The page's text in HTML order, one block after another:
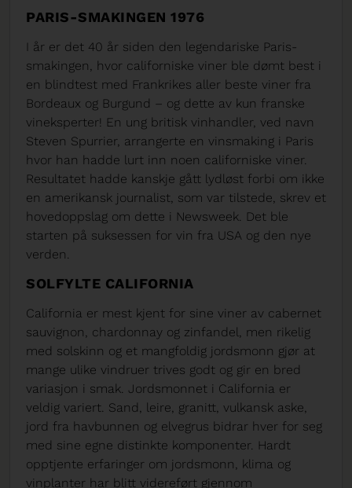
PARIS-SMAKINGEN 1976
I år er det 40 år siden den legendariske Paris-
smakingen, hvor californiske viner ble dømt best i
en blindtest med Frankrikes aller beste viner fra
Bordeaux og Burgund – og dette av kun franske
vineksperter! En ung britisk vinhandler, ved navn
Steven Spurrier, arrangerte en vinsmaking i Paris
hvor han hadde lurt inn noen californiske viner.
Resultatet hadde kanskje gått lydløst forbi om ikke
en amerikansk journalist, som var tilstede, skrev et
hovedoppslag om dette i Newsweek. Det ble
starten på suksessen for vin fra USA og den nye
verden.
SOLFYLTE CALIFORNIA
California er mest kjent for sine viner av cabernet
sauvignon, chardonnay og zinfandel, men rikelig
med solskinn og et mangfoldig jordsmonn gjør at
mange ulike vindruer trives godt og gir en bred
variasjon i smak. Jordsmonnet i California er
veldig variert. Sand, leire, granitt, vulkansk aske,
jord fra havbunnen og elvegrus bidrar hver for seg
med sine egne distinkte komponenter. Hardt
opptjente erfaringer om jordsmonn, klima og
vinplanter har blitt videreført gjennom